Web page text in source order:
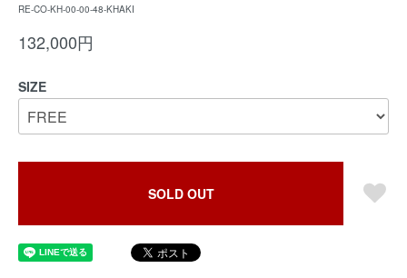
RE-CO-KH-00-00-48-KHAKI
132,000円
SIZE
SOLD OUT